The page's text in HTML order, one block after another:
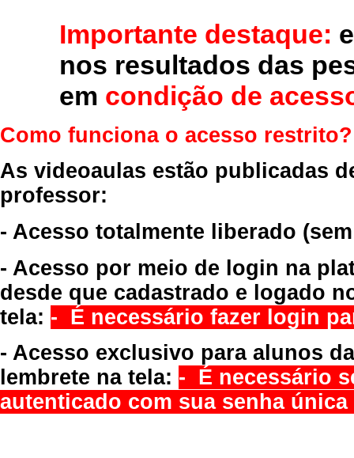
Importante destaque:
nos resultados das
em condição de
Como funciona o acesso restrito?
As videoaulas estão publicadas
professor:
- Acesso totalmente liberado
- Acesso por meio de login na
desde que cadastrado e logado
tela: - É necessário fazer login
- Acesso exclusivo para alunos
lembrete na tela: - É necessário
autenticado com sua senha